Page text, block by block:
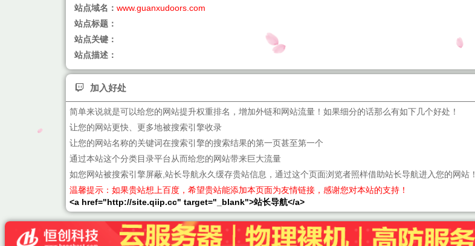
站点域名： www.guanxudoors.com
站点标题：
站点关键：
站点描述：
加入好处
简单来说就是可以给您的网站提升权重排名，增加外链和网站流量！如果细分的话那么有如下几个好处！
让您的网站更快、更多地被搜索引擎收录
让您的网站名称的关键词在搜索引擎的搜索结果的第一页甚至第一个
通过本站这个分类目录平台从而给您的网站带来巨大流量
如您网站被搜索引擎屏蔽,站长导航永久缓存贵站信息，通过这个页面浏览者照样借助站长导航进入您的网站！
温馨提示：如果贵站想上百度，希望贵站能添加本页面为友情链接，感谢您对本站的支持！
<a href="http://site.qiip.cc" target="_blank">站长导航</a>